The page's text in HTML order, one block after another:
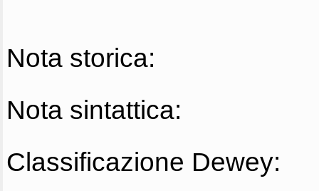
Nota storica:
Nota sintattica:
Classificazione Dewey: